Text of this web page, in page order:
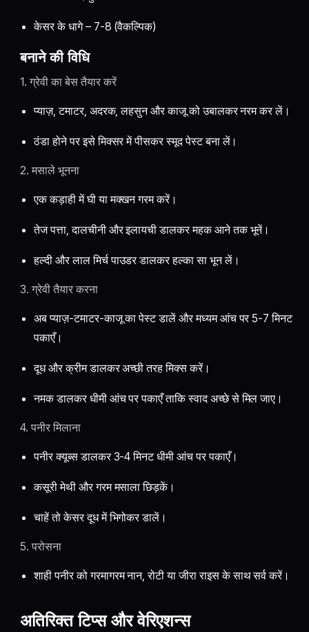
केसर के धागे – 7-8 (वैकल्पिक)
बनाने की विधि
1. ग्रेवी का बेस तैयार करें
प्याज़, टमाटर, अदरक, लहसुन और काजू को उबालकर नरम कर लें।
ठंडा होने पर इसे मिक्सर में पीसकर स्मूद पेस्ट बना लें।
2. मसाले भूनना
एक कड़ाही में घी या मक्खन गरम करें।
तेज पत्ता, दालचीनी और इलायची डालकर महक आने तक भूनें।
हल्दी और लाल मिर्च पाउडर डालकर हल्का सा भून लें।
3. ग्रेवी तैयार करना
अब प्याज़-टमाटर-काजू का पेस्ट डालें और मध्यम आंच पर 5-7 मिनट
पकाएँ।
दूध और क्रीम डालकर अच्छी तरह मिक्स करें।
नमक डालकर धीमी आंच पर पकाएँ ताकि स्वाद अच्छे से मिल जाए।
4. पनीर मिलाना
पनीर क्यूब्स डालकर 3-4 मिनट धीमी आंच पर पकाएँ।
कसूरी मेथी और गरम मसाला छिड़कें।
चाहें तो केसर दूध में भिगोकर डालें।
5. परोसना
शाही पनीर को गरमागरम नान, रोटी या जीरा राइस के साथ सर्व करें।
अतिरिक्त टिप्स और वेरिएशन्स